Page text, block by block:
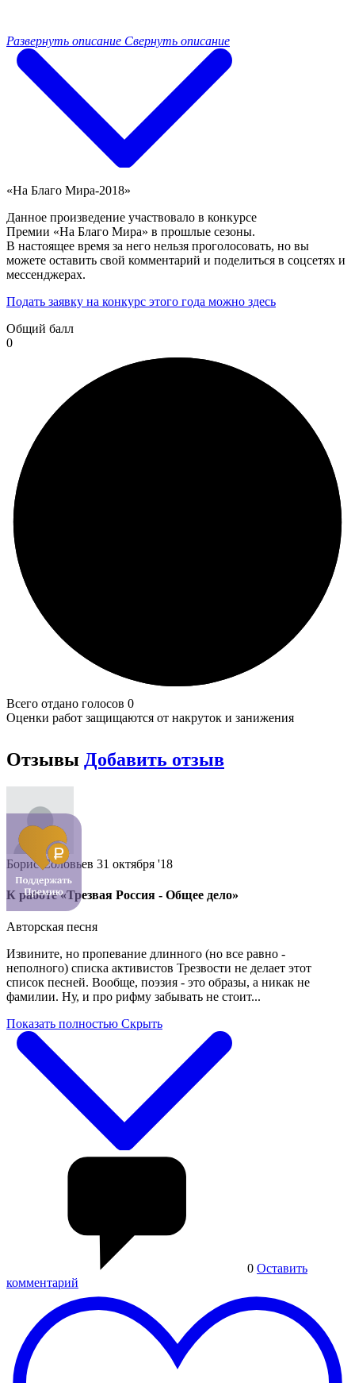
Развернуть описание Свернуть описание
«На Благо Мира-2018»
Данное произведение участвовало в конкурсе
Премии «На Благо Мира» в прошлые сезоны.
В настоящее время за него нельзя проголосовать, но вы
можете оставить свой комментарий и поделиться в соцсетях и
мессенджерах.
Подать заявку на конкурс этого года можно здесь
Общий балл
0
Всего отдано голосов 0
Оценки работ защищаются от накруток и занижения
Отзывы Добавить отзыв
Борис Соловьев 31 октября '18
К работе «Трезвая Россия - Общее дело»
Авторская песня
Извините, но пропевание длинного (но все равно -
неполного) списка активистов Трезвости не делает этот
список песней. Вообще, поэзия - это образы, а никак не
фамилии. Ну, и про рифму забывать не стоит...
Показать полностью Скрыть
0 Оставить
комментарий